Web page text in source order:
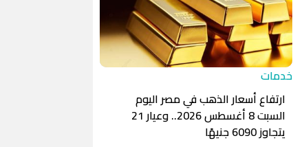
خدمات
ارتفاع أسعار الذهب في مصر اليوم
السبت 8 أغسطس 2026.. وعيار 21
يتجاوز 6090 جنيهًا